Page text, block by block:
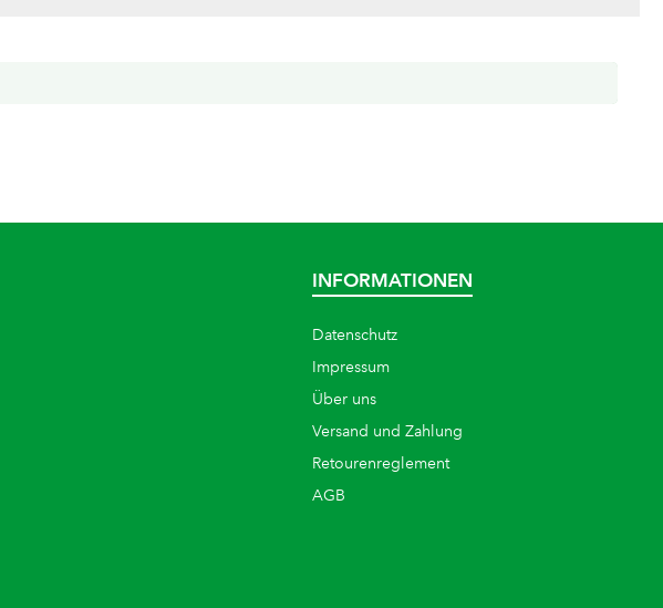
INFORMATIONEN
Datenschutz
Impressum
Über uns
Versand und Zahlung
Retourenreglement
AGB